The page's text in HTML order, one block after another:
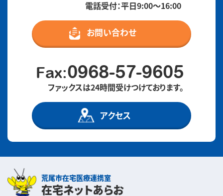
電話受付：平日9:00〜16:00
お問い合わせ
Fax:0968-57-9605
ファックスは24時間受けつけております。
アクセス
荒尾市在宅医療連携室
在宅ネットあらお